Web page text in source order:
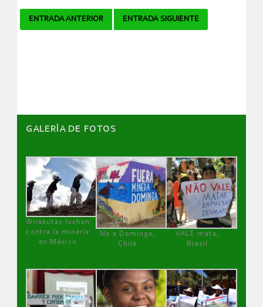
Navegador
ENTRADA ANTERIOR ENTRADA SIGUIENTE
GALERÌA DE FOTOS
Wirakutas luchan
contra la minería
en México
No a Dominga,
Chile
VALE mata,
Brasil